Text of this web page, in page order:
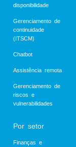
disponibilidade
Gerenciamento de
continuidade
(ITSCM)
Chatbot
Assistência remota
Gerenciamento de
riscos e
vulnerabilidades
Por setor
Finanças e